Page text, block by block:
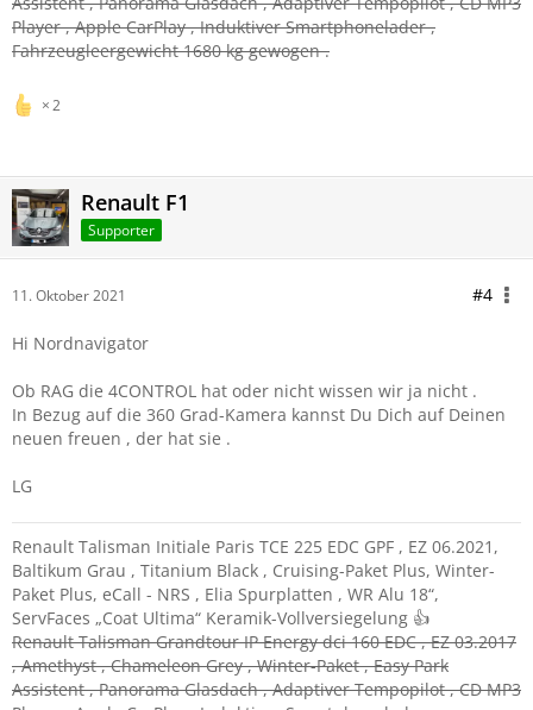
Player , Apple CarPlay , Induktiver Smartphonelader ,
Fahrzeugleergewicht 1680 kg gewogen .
2
Renault F1
Supporter
11. Oktober 2021 #4
Hi Nordnavigator
Ob RAG die 4CONTROL hat oder nicht wissen wir ja nicht .
In Bezug auf die 360 Grad-Kamera kannst Du Dich auf Deinen
neuen freuen , der hat sie .
LG
Renault Talisman Initiale Paris TCE 225 EDC GPF , EZ 06.2021,
Baltikum Grau , Titanium Black , Cruising-Paket Plus, Winter-
Paket Plus, eCall - NRS , Elia Spurplatten , WR Alu 18“,
ServFaces „Coat Ultima“ Keramik-Vollversiegelung 👍
Renault Talisman Grandtour IP Energy dci 160 EDC , EZ 03.2017
, Amethyst , Chameleon Grey , Winter-Paket , Easy Park
Assistent , Panorama Glasdach , Adaptiver Tempopilot , CD MP3